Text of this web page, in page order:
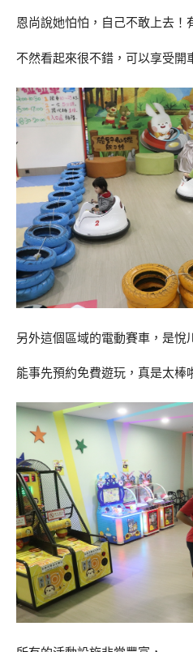
恩尚說她怕怕，自己不敢上去！
不然看起來很不錯，可以享受開
另外這個區域的電動賽車，是悅
能事先預約免費遊玩，真是太棒